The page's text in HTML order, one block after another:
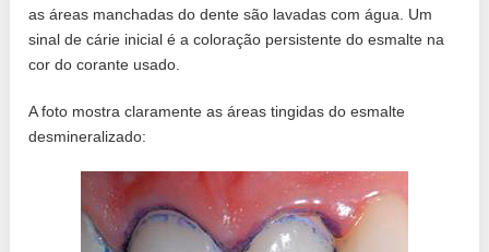
as áreas manchadas do dente são lavadas com água. Um
sinal de cárie inicial é a coloração persistente do esmalte na
cor do corante usado.
A foto mostra claramente as áreas tingidas do esmalte
desmineralizado: